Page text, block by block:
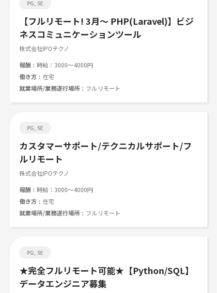
PG, SE
【フルリモート! 3月～ PHP(Laravel)】ビジ
ネスコミュニケーションツール
株式会社IPOテクノ
報酬
時給：3000～4000円
働き方
在宅
就業場所/業務遂行場所
フルリモート
PG, SE
カスタマーサポート/テクニカルサポート/フ
ルリモート
株式会社IPOテクノ
報酬
時給：3000～4000円
働き方
在宅
就業場所/業務遂行場所
フルリモート
PG, SE
★完全フルリモート可能★【Python/SQL】
データエンジニア募集